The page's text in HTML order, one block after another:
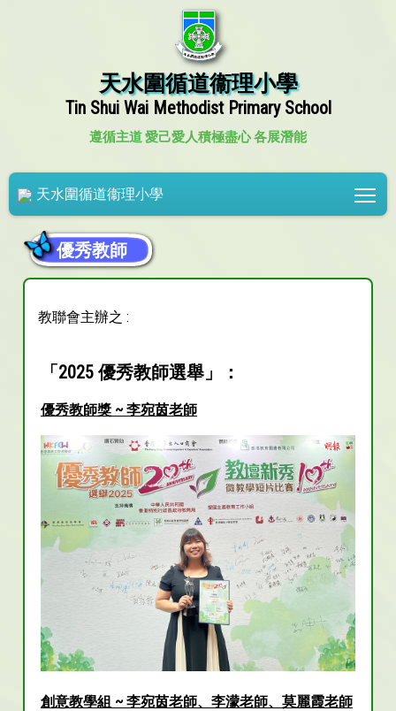
天水圍循道衞理小學
Tin Shui Wai Methodist Primary School
遵循主道 愛己愛人積極盡心 各展潛能
天水圍循道衞理小學
優秀教師
教聯會主辦之 :
「2025 優秀教師選舉」：
優秀教師獎 ~ 李宛茵老師
創意教學組 ~ 李宛茵老師、李濛老師、莫麗霞老師